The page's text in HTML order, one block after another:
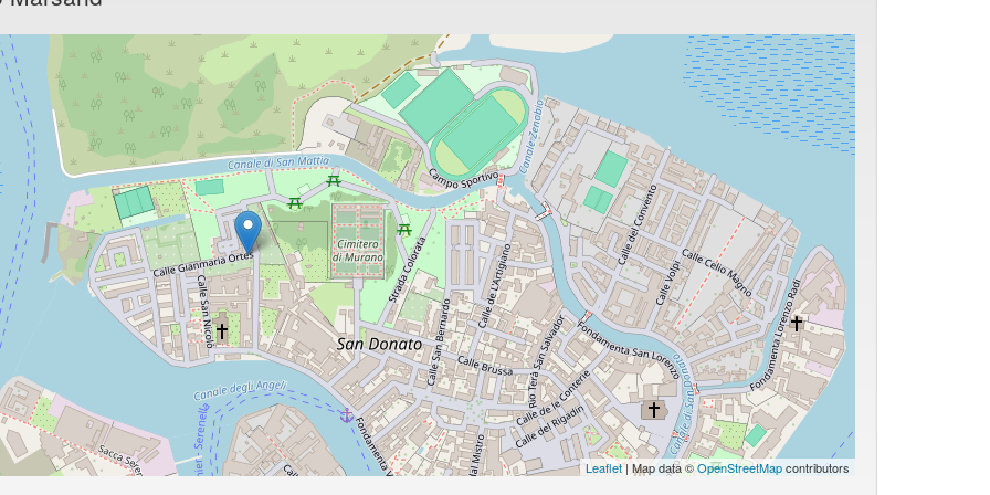
Leaflet| Map data ©OpenStreetMapcontributors